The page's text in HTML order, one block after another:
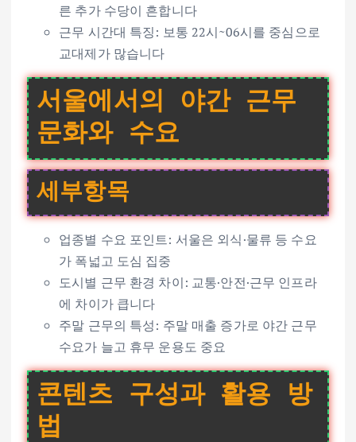
른 추가 수당이 흔합니다
근무 시간대 특징: 보통 22시~06시를 중심으로
교대제가 많습니다
서울에서의 야간 근무
문화와 수요
세부항목
업종별 수요 포인트: 서울은 외식·물류 등 수요
가 폭넓고 도심 집중
도시별 근무 환경 차이: 교통·안전·근무 인프라
에 차이가 큽니다
주말 근무의 특성: 주말 매출 증가로 야간 근무
수요가 늘고 휴무 운용도 중요
콘텐츠 구성과 활용 방
법